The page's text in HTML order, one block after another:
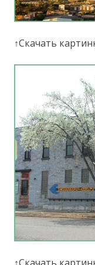
↑Скачать